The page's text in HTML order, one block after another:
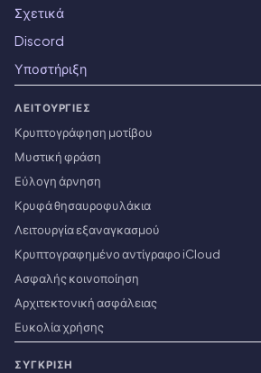
Σχετικά
Discord
Υποστήριξη
ΛΕΙΤΟΥΡΓΊΕΣ
Κρυπτογράφηση μοτίβου
Μυστική φράση
Εύλογη άρνηση
Κρυφά θησαυροφυλάκια
Λειτουργία εξαναγκασμού
Κρυπτογραφημένο αντίγραφο iCloud
Ασφαλής κοινοποίηση
Αρχιτεκτονική ασφάλειας
Ευκολία χρήσης
ΣΎΓΚΡΙΣΗ